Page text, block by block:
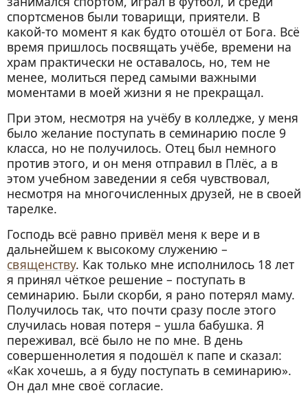
спортсменов были товарищи, приятели. В
какой-то момент я как будто отошёл от Бога. Всё
время пришлось посвящать учёбе, времени на
храм практически не оставалось, но, тем не
менее, молиться перед самыми важными
моментами в моей жизни я не прекращал.
При этом, несмотря на учёбу в колледже, у меня
было желание поступать в семинарию после 9
класса, но не получилось. Отец был немного
против этого, и он меня отправил в Плёс, а в
этом учебном заведении я себя чувствовал,
несмотря на многочисленных друзей, не в своей
тарелке.
Господь всё равно привёл меня к вере и в
дальнейшем к высокому служению –
священству. Как только мне исполнилось 18 лет
я принял чёткое решение – поступать в
семинарию. Были скорби, я рано потерял маму.
Получилось так, что почти сразу после этого
случилась новая потеря – ушла бабушка. Я
переживал, всё было не по мне. В день
совершеннолетия я подошёл к папе и сказал:
«Как хочешь, а я буду поступать в семинарию».
Он дал мне своё согласие.